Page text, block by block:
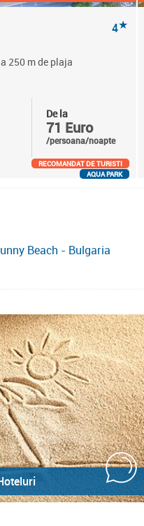
4★
250 m de plaja
De la
71 Euro
/persoana/noapte
RECOMANDAT DE TURISTI
AQUA PARK
Beach - Bulgaria